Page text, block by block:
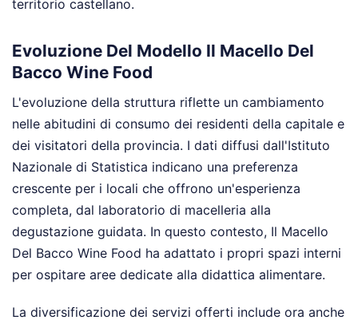
territorio castellano.
Evoluzione Del Modello Il Macello Del
Bacco Wine Food
L'evoluzione della struttura riflette un cambiamento
nelle abitudini di consumo dei residenti della capitale e
dei visitatori della provincia. I dati diffusi dall'Istituto
Nazionale di Statistica indicano una preferenza
crescente per i locali che offrono un'esperienza
completa, dal laboratorio di macelleria alla
degustazione guidata. In questo contesto, Il Macello
Del Bacco Wine Food ha adattato i propri spazi interni
per ospitare aree dedicate alla didattica alimentare.
La diversificazione dei servizi offerti include ora anche